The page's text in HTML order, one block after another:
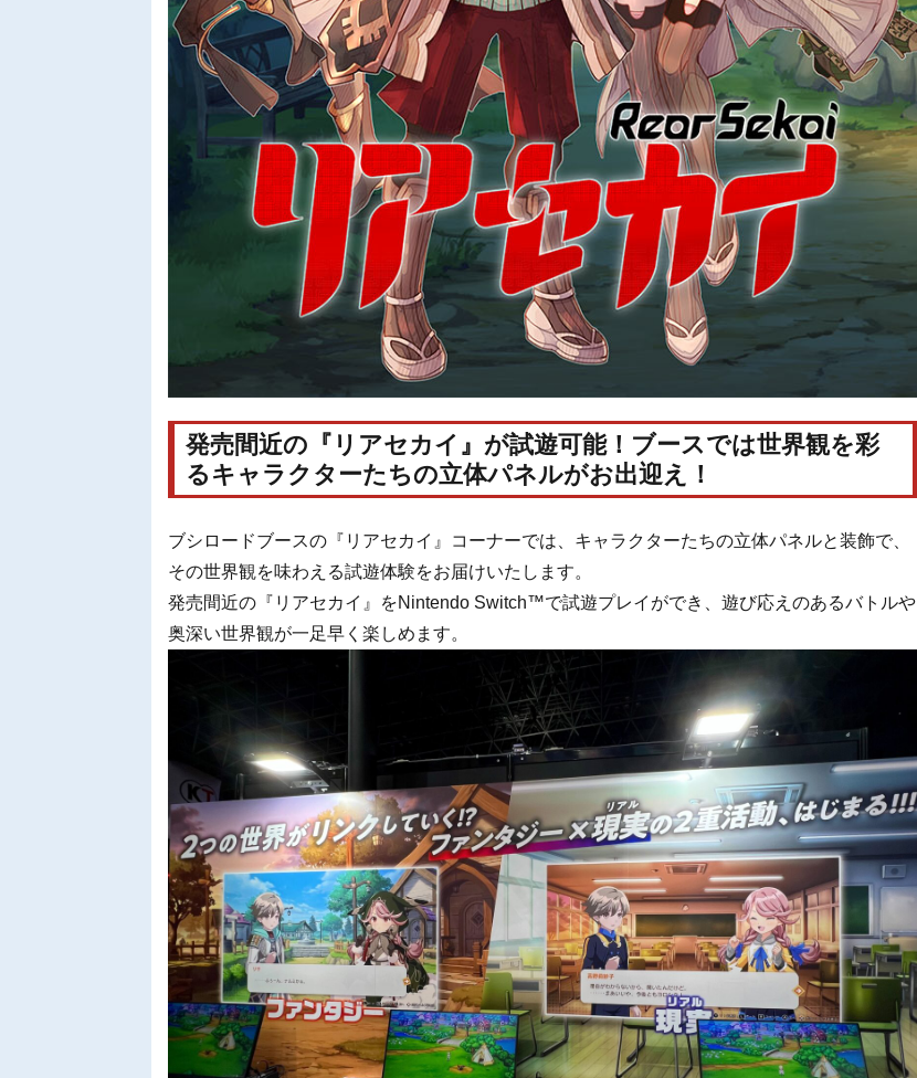
発売間近の『リアセカイ』が試遊可能！ブースでは世界観を彩
るキャラクターたちの立体パネルがお出迎え！
ブシロードブースの『リアセカイ』コーナーでは、キャラクターたちの立体パネルと装飾で、
その世界観を味わえる試遊体験をお届けいたします。
発売間近の『リアセカイ』をNintendo Switch™で試遊プレイができ、遊び応えのあるバトルや
奥深い世界観が一足早く楽しめます。